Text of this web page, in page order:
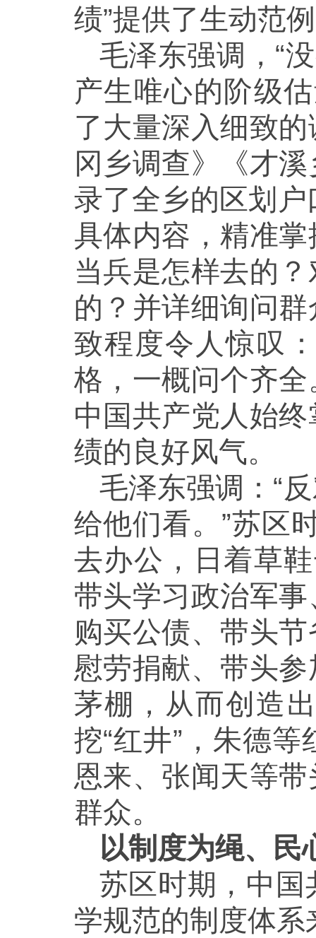
绩”提供了生动范
毛泽东强调，“
产生唯心的阶级
了大量深入细致
冈乡调查》《才
录了全乡的区划
具体内容，精准
当兵是怎样去的
的？并详细询问
致程度令人惊叹
格，一概问个齐
中国共产党人始
绩的良好风气。
毛泽东强调：“
给他们看。”苏区
去办公，日着草
带头学习政治军
购买公债、带头
慰劳捐献、带头
茅棚，从而创造
挖“红井”，朱德
恩来、张闻天等
群众。
以制度为绳、民
苏区时期，中
学规范的制度体